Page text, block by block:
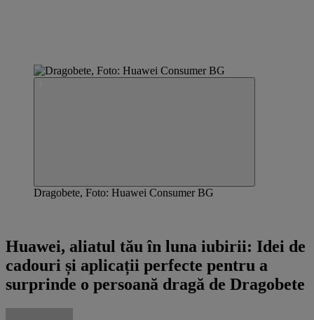
Dragobete, Foto: Huawei Consumer BG
Huawei, aliatul tău în luna iubirii: Idei de
cadouri și aplicații perfecte pentru a
surprinde o persoană dragă de Dragobete